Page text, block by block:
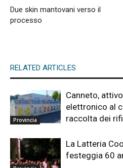
Due skin mantovani verso il
processo
RELATED ARTICLES
Provincia
Canneto,
elettronico al
raccolta dei
La Latteria
festeggia 60